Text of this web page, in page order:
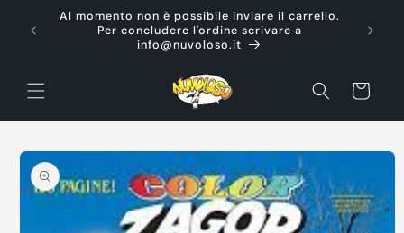
direttamente
ai contenuti
Al momento non è possibile inviare il carrello.
Per concludere l'ordine scrivare a
info@nuvoloso.it
Carrello
Passa alle
informazioni
sul prodotto